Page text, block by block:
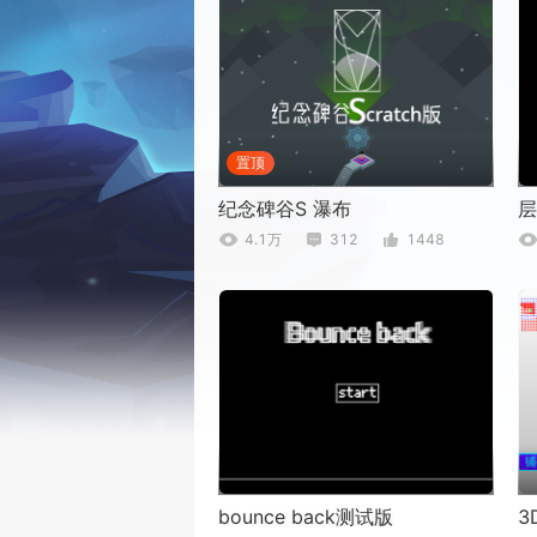
置顶
纪念碑谷S 瀑布
4.1万 312 1448
bounce back测试版